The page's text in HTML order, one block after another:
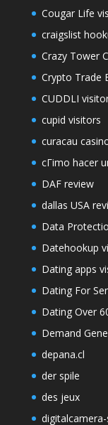
Cougar Life
craigslist
Crazy Tower
Crypto Trade
CUDDLI
cupid visitors
curacau
cГіmo hacer
DAF review
dallas USA
Data
Datehookup
Dating apps
Dating For
Dating Over
Demand
depana.cl
der spile
des jeux